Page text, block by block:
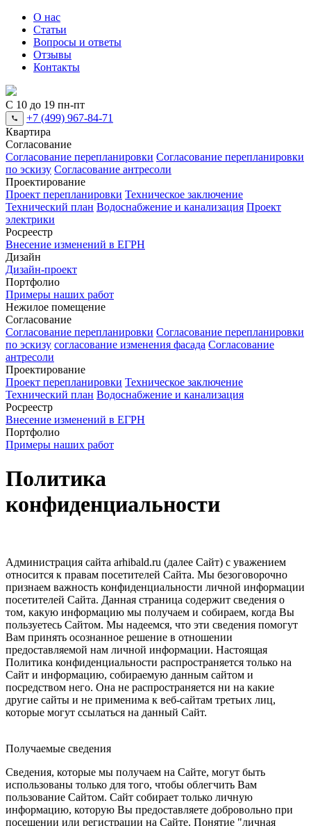
О нас
Статьи
Вопросы и ответы
Отзывы
Контакты
С 10 до 19 пн-пт
+7 (499) 967-84-71
Квартира
Согласование
Согласование перепланировки Согласование перепланировки
по эскизу Согласование антресоли
Проектирование
Проект перепланировки Техническое заключение
Технический план Водоснабжение и канализация Проект
электрики
Росреестр
Внесение изменений в ЕГРН
Дизайн
Дизайн-проект
Портфолио
Примеры наших работ
Нежилое помещение
Согласование
Согласование перепланировки Согласование перепланировки
по эскизу согласование изменения фасада Согласование
антресоли
Проектирование
Проект перепланировки Техническое заключение
Технический план Водоснабжение и канализация
Росреестр
Внесение изменений в ЕГРН
Портфолио
Примеры наших работ
Политика
конфиденциальности
Администрация сайта arhibald.ru (далее Сайт) с уважением
относится к правам посетителей Сайта. Мы безоговорочно
признаем важность конфиденциальности личной информации
посетителей Сайта. Данная страница содержит сведения о
том, какую информацию мы получаем и собираем, когда Вы
пользуетесь Сайтом. Мы надеемся, что эти сведения помогут
Вам принять осознанное решение в отношении
предоставляемой нам личной информации. Настоящая
Политика конфиденциальности распространяется только на
Сайт и информацию, собираемую данным сайтом и
посредством него. Она не распространяется ни на какие
другие сайты и не применима к веб-сайтам третьих лиц,
которые могут ссылаться на данный Сайт.
Получаемые сведения
Сведения, которые мы получаем на Сайте, могут быть
использованы только для того, чтобы облегчить Вам
пользование Сайтом. Сайт собирает только личную
информацию, которую Вы предоставляете добровольно при
посещении или регистрации на Сайте. Понятие "личная